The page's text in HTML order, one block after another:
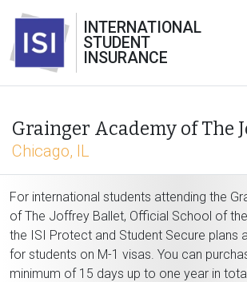
INTERNATIONAL
STUDENT
INSURANCE
Grainger Academy of The
Chicago, IL
For international students attending the
of The Joffrey Ballet, Official School of
the ISI Protect and Student Secure plans
for students on M-1 visas. You can
minimum of 15 days up to one year in